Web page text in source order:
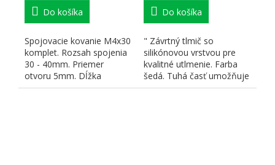
Do košíka
Spojovacie kovanie M4x30
komplet. Rozsah spojenia
30 - 40mm. Priemer
otvoru 5mm. Dĺžka
skrutky L = 17 mm. Dĺžka
Do košíka
" Závrtný tlmič so
silikónovou vrstvou pre
kvalitné utlmenie. Farba
šedá. Tuhá časť umožňuje
ľahké a bezpečné...